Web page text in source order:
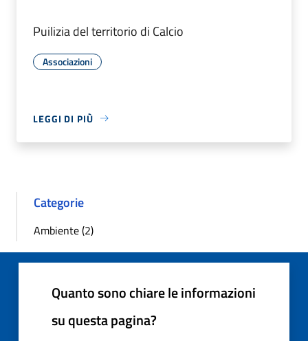
Puilizia del territorio di Calcio
Associazioni
LEGGI DI PIÙ
Categorie
Ambiente (2)
Quanto sono chiare le informazioni
su questa pagina?